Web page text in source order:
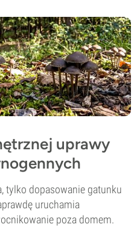
uprawy
tylko dopasowanie gatunku
uruchamia
poza domem.